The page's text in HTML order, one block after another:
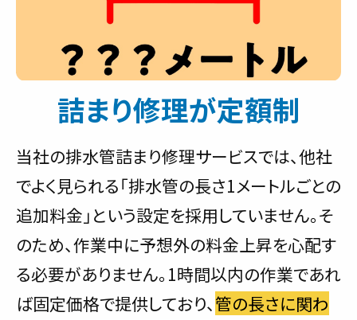
詰まり修理が定額制
当社の排水管詰まり修理サービスでは、他社
でよく見られる「排水管の長さ1メートルごとの
追加料金」という設定を採用していません。そ
のため、作業中に予想外の料金上昇を心配す
る必要がありません。1時間以内の作業であれ
ば固定価格で提供しており、管の長さに関わ